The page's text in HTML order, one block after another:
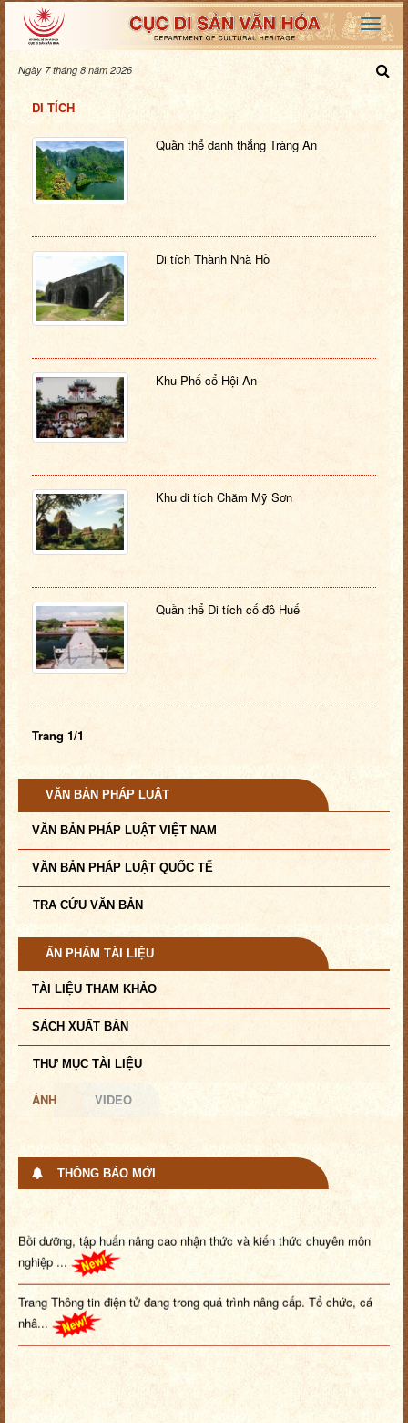
Ngày 7 tháng 8 năm 2026
DI TÍCH
Quần thể danh thắng Tràng An
Di tích Thành Nhà Hồ
Khu Phố cổ Hội An
Khu di tích Chăm Mỹ Sơn
Quần thể Di tích cố đô Huế
Trang 1/1
VĂN BẢN PHÁP LUẬT
VĂN BẢN PHÁP LUẬT VIỆT NAM
VĂN BẢN PHÁP LUẬT QUỐC TẾ
TRA CỨU VĂN BẢN
ẤN PHẨM TÀI LIỆU
TÀI LIỆU THAM KHẢO
SÁCH XUẤT BẢN
THƯ MỤC TÀI LIỆU
ẢNH VIDEO
THÔNG BÁO MỚI
Bồi dưỡng, tập huấn nâng cao nhận thức và kiến thức chuyên môn
nghiệp ...
Trang Thông tin điện tử đang trong quá trình nâng cấp. Tổ chức, cá
nhâ...